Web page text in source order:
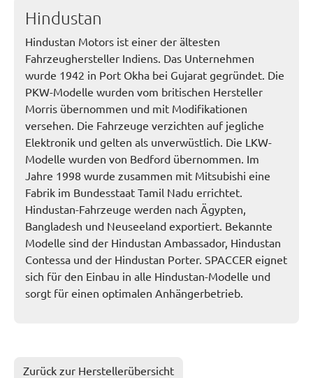
Hindustan
Hindustan Motors ist einer der ältesten
Fahrzeughersteller Indiens. Das Unternehmen
wurde 1942 in Port Okha bei Gujarat gegründet. Die
PKW-Modelle wurden vom britischen Hersteller
Morris übernommen und mit Modifikationen
versehen. Die Fahrzeuge verzichten auf jegliche
Elektronik und gelten als unverwüstlich. Die LKW-
Modelle wurden von Bedford übernommen. Im
Jahre 1998 wurde zusammen mit Mitsubishi eine
Fabrik im Bundesstaat Tamil Nadu errichtet.
Hindustan-Fahrzeuge werden nach Ägypten,
Bangladesh und Neuseeland exportiert. Bekannte
Modelle sind der Hindustan Ambassador, Hindustan
Contessa und der Hindustan Porter. SPACCER eignet
sich für den Einbau in alle Hindustan-Modelle und
sorgt für einen optimalen Anhängerbetrieb.
Zurück zur Herstellerübersicht